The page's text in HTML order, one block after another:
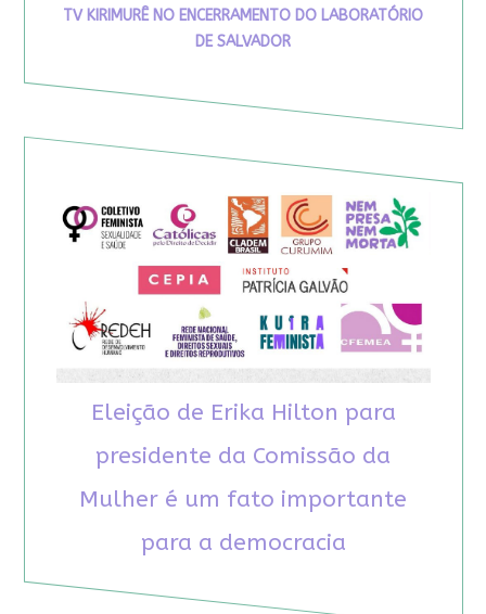
TV KIRIMURÊ NO ENCERRAMENTO DO LABORATÓRIO
DE SALVADOR
Eleição de Erika Hilton para
presidente da Comissão da
Mulher é um fato importante
para a democracia